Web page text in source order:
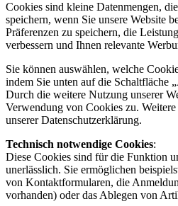
Cookies sind kleine Datenmengen,
speichern, wenn Sie unsere Website
Präferenzen zu speichern, die
verbessern und Ihnen relevante
Sie können auswählen, welche
indem Sie unten auf die Schaltfläche
Durch die weitere Nutzung unserer
Verwendung von Cookies zu.
unserer Datenschutzerklärung.
Technisch notwendige Cookies:
Diese Cookies sind für die Funktion
unerlässlich. Sie ermöglichen
von Kontaktformularen, die
vorhanden) oder das Ablegen von